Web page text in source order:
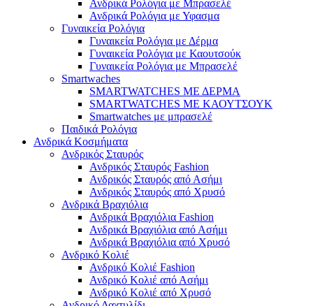
Ανδρικά Ρολόγια με Μπρασελέ
Ανδρικά Ρολόγια με Υφασμα
Γυναικεία Ρολόγια
Γυναικεία Ρολόγια με Δέρμα
Γυναικεία Ρολόγια με Καουτσούκ
Γυναικεία Ρολόγια με Μπρασελέ
Smartwaches
SMARTWATCHES ΜΕ ΔΕΡΜΑ
SMARTWATCHES ΜΕ ΚΑΟΥΤΣΟΥΚ
Smartwatches με μπρασελέ
Παιδικά Ρολόγια
Ανδρικά Κοσμήματα
Ανδρικός Σταυρός
Ανδρικός Σταυρός Fashion
Ανδρικός Σταυρός από Ασήμι
Ανδρικός Σταυρός από Χρυσό
Ανδρικά Βραχιόλια
Ανδρικά Βραχιόλια Fashion
Ανδρικά Βραχιόλια από Ασήμι
Ανδρικά Βραχιόλια από Χρυσό
Ανδρικό Κολιέ
Ανδρικό Κολιέ Fashion
Ανδρικό Κολιέ από Ασήμι
Ανδρικό Κολιέ από Χρυσό